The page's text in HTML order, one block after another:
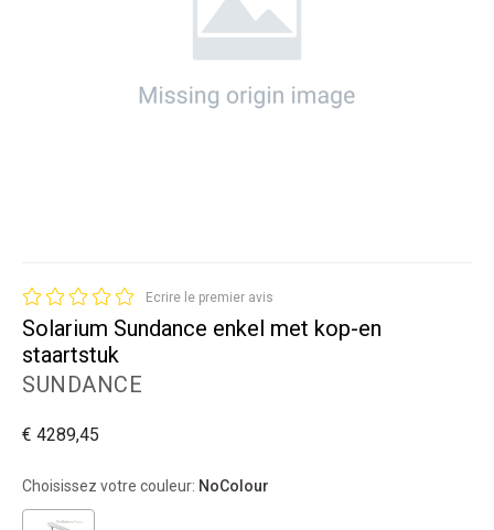
Ecrire le premier avis
Solarium Sundance enkel met kop-en
staartstuk
SUNDANCE
€ 4289,45
Choisissez votre couleur: NoColour